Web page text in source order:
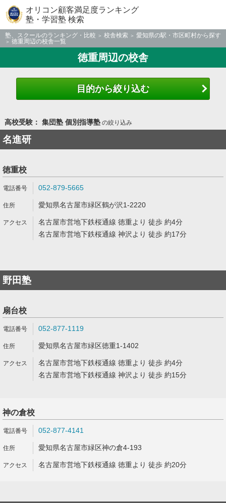
オリコン顧客満足度ランキング
塾・学習塾 検索
塾、スクールのランキング・比較 校舎検索
愛知県の駅・市区町村から探す
徳重周辺の校舎一覧
徳重周辺の校舎
目的から絞り込む
高校受験： 集団塾 個別指導塾の絞り込み
名進研
徳重校
052-879-5665
愛知県名古屋市緑区鶴が沢1-2220
名古屋市営地下鉄桜通線 徳重より 徒歩 約4分
名古屋市営地下鉄桜通線 神沢より 徒歩 約17分
野田塾
扇台校
052-877-1119
愛知県名古屋市緑区徳重1-1402
名古屋市営地下鉄桜通線 徳重より 徒歩 約4分
名古屋市営地下鉄桜通線 神沢より 徒歩 約15分
神の倉校
052-877-4141
愛知県名古屋市緑区神の倉4-193
名古屋市営地下鉄桜通線 徳重より 徒歩 約20分